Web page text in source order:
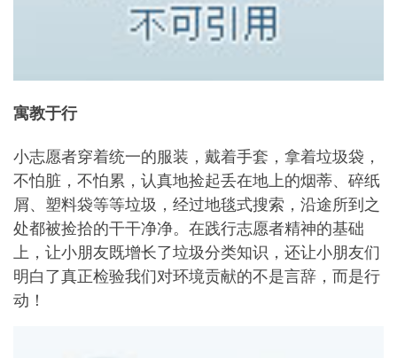
寓教于行
小志愿者穿着统一的服装，戴着手套，拿着垃圾袋，
不怕脏，不怕累，认真地捡起丢在地上的烟蒂、碎纸
屑、塑料袋等等垃圾，经过地毯式搜索，沿途所到之
处都被捡拾的干干净净。在践行志愿者精神的基础
上，让小朋友既增长了垃圾分类知识，还让小朋友们
明白了真正检验我们对环境贡献的不是言辞，而是行
动！